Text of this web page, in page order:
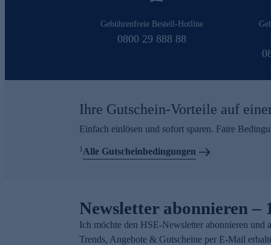
Gebührenfreie Bestell-Hotline
0800 29 888 88
Ihre Gutschein-Vorteile auf
Einfach einlösen und sofort sparen. Faire
1Alle Gutscheinbedingungen
Newsletter abonnieren –
Ich möchte den HSE-Newsletter abonnieren und
Trends, Angebote & Gutscheine per E-Mail